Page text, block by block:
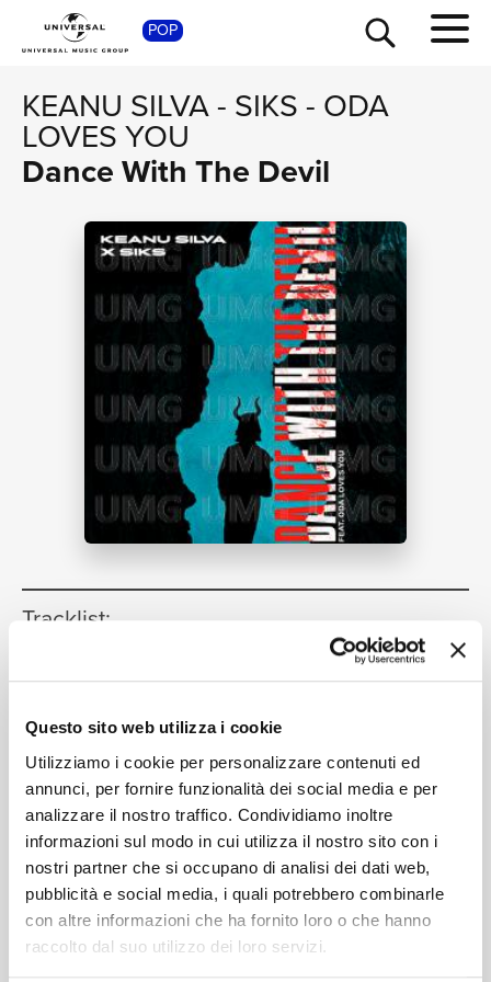
Questo sito web utilizza i cookie
Utilizziamo i cookie per personalizzare contenuti ed
annunci, per fornire funzionalità dei social media e per
analizzare il nostro traffico. Condividiamo inoltre
informazioni sul modo in cui utilizza il nostro sito con i
nostri partner che si occupano di analisi dei dati web,
pubblicità e social media, i quali potrebbero combinarle
con altre informazioni che ha fornito loro o che hanno
raccolto dal suo utilizzo dei loro servizi.
POP
KEANU SILVA- SIKS- ODA
LOVES YOU
Dance With The Devil
Tracklist:
Dance With The Devil(Extended
Keanu Silva, Siks, Oda Loves You
Formati disponibili:
Digitale eSingle Audio/Single Track
Dolby Atmos
SHOP
TOUR
NEWS
RICERCA
CHI SIAMO
CONTATTI